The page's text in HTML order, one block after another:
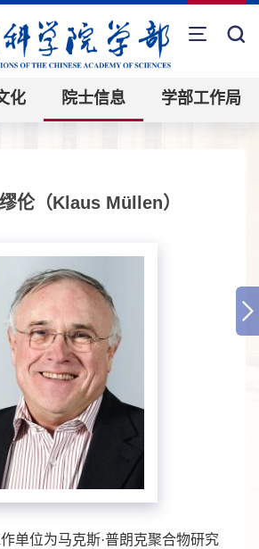
化 院士信息 学部工作局
伦（Klaus Müllen）
位为马克斯·普朗克聚合物研究